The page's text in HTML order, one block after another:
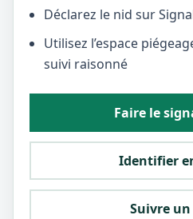
Déclarez le nid sur
Utilisez l’espace
suivi raisonné
Faire le
Identifier
Suivre